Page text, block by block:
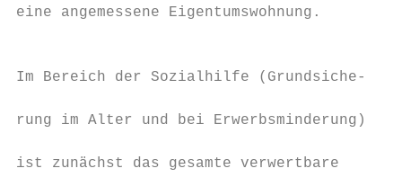
eine angemessene Eigentumswohnung.
Im Bereich der Sozialhilfe (Grundsiche-
rung im Alter und bei Erwerbsminderung)
ist zunächst das gesamte verwertbare